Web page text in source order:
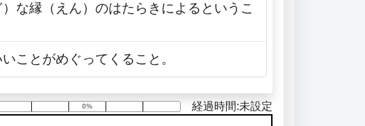
な縁（えん）のはたらきによるというこ
ことがめぐってくること。
0%
0% 経過時間:未設定